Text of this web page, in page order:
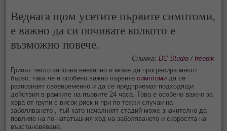
Веднага щом усетите първите симптоми,
е важно да си почивате колкото е
възможно повече.
Снимка: DC Studio/ freepik
Грипът често започва внезапно и може да прогресира много
бързо, така че е особено важно първитесимптоми да се
разпознаят своевременно и да се предприемат подходящи
действия в рамките на първите 24 часа. Това е особено важно за
хора от групи с висок риск и при по-тежки случаи на
заболяването , тъй като началният стадий може значително да
повлияе на по-нататъшния ход на заболяването и скоростта на
възстановяване.